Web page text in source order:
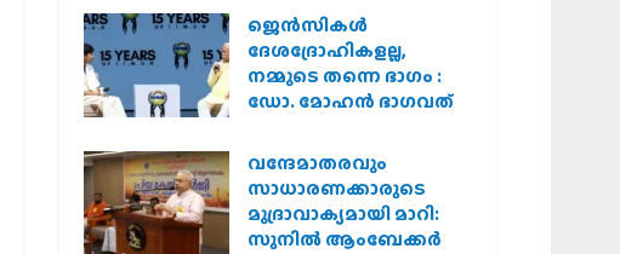
വേണമെന്ന് വിശ്വഹിന്ദു
പരിഷത്ത്
ജെന്‍സികള്‍
ദേശദ്രോഹികളല്ല,
നമ്മുടെ തന്നെ ഭാഗം :
ഡോ. മോഹന്‍ ഭാഗവത്
വന്ദേമാതരവും
സാധാരണക്കാരുടെ
മുദ്രാവാക്യമായി മാറി:
സുനിൽ ആംബേക്കർ